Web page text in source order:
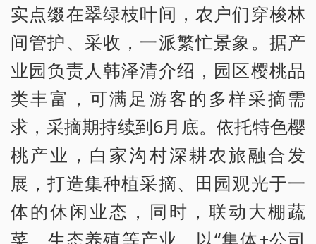
实点缀在翠绿枝叶间，农户们穿梭林
间管护、采收，一派繁忙景象。据产
业园负责人韩泽清介绍，园区樱桃品
类丰富，可满足游客的多样采摘需
求，采摘期持续到6月底。依托特色樱
桃产业，白家沟村深耕农旅融合发
展，打造集种植采摘、田园观光于一
体的休闲业态，同时，联动大棚蔬
菜、生态养殖等产业，以“集体+公司